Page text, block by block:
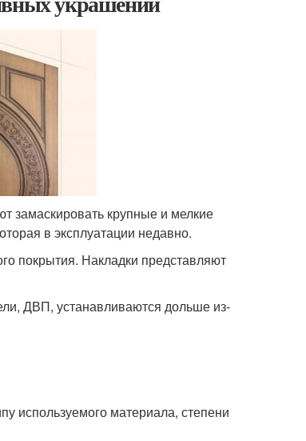
замаскировать крупные и мелкие
в эксплуатации недавно.
покрытия. Накладки представляют
ДВП, устанавливаются дольше из-
используемого материала, степени